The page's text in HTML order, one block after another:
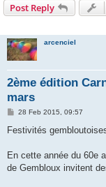
Post Reply
arcenciel
2ème édition
mars
P
s
28 Feb 2015, 09:57
Festivités
En cette année du 60e
de Gembloux invitent